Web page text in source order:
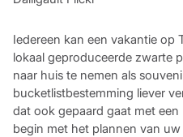
Iedereen kan een vakantie op
lokaal geproduceerde zwarte
naar huis te nemen als
bucketlistbestemming liever
dat ook gepaard gaat met
begin met het plannen van